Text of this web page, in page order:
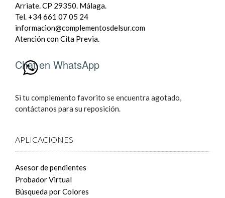
Arriate. CP 29350. Málaga.
Tel. +34 661 07 05 24
informacion@complementosdelsur.com
Atención con Cita Previa.
Chat en WhatsApp
Si tu complemento favorito se encuentra agotado,
contáctanos para su reposición.
APLICACIONES
Asesor de pendientes
Probador Virtual
Búsqueda por Colores